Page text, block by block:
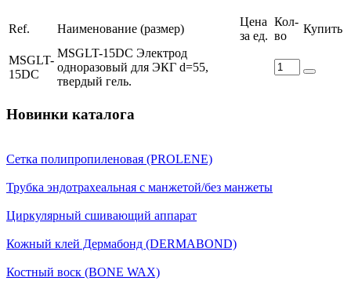
Ref. Наименование (размер)
Цена
за ед.
Кол-
во
Купить
MSGLT-
15DC
MSGLT-15DC Электрод
одноразовый для ЭКГ d=55,
твердый гель.
Новинки каталога
Сетка полипропиленовая (PROLENE)
Трубка эндотрахеальная с манжетой/без манжеты
Циркулярный сшивающий аппарат
Кожный клей Дермабонд (DERMABOND)
Костный воск (BONE WAX)